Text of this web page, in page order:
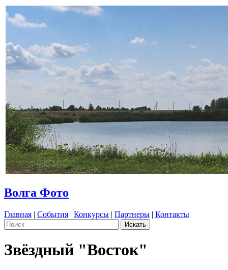
Волга Фото
Главная | События | Конкурсы | Партнеры | Контакты
Звёздный "Восток"